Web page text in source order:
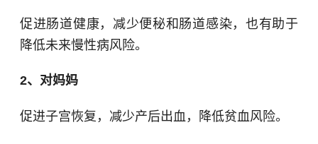
促进肠道健康，减少便秘和肠道感染，也有助于
降低未来慢性病风险。
2、对妈妈
促进子宫恢复，减少产后出血，降低贫血风险。